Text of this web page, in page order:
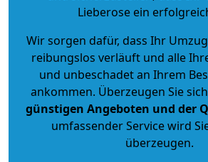
Lieberose ein
Wir sorgen dafür, dass Ihr
reibungslos verläuft und alle
und unbeschadet an Ihrem
ankommen. Überzeugen Sie
günstigen Angeboten und der
umfassender Service wird
überzeugen.